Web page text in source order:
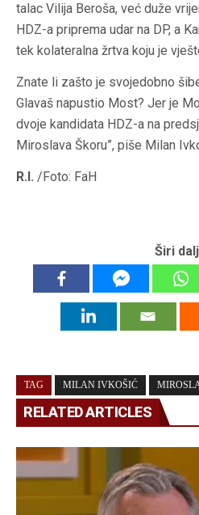
talac Vilija Beroša, već duže
HDZ-a priprema udar na DP, a
tek kolateralna žrtva koju je
Znate li zašto je svojedobno
Glavaš napustio Most? Jer je
dvoje kandidata HDZ-a na
Miroslava Škoru”, piše Milan
R.I. /Foto: FaH
Širi
TAG MILAN IVKOŠIĆ
RELATED ARTICLES